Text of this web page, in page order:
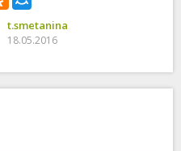
t.smetanina
18.05.2016